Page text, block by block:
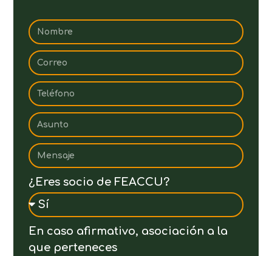
¿Eres socio de FEACCU?
En caso afirmativo, asociación a la
que perteneces